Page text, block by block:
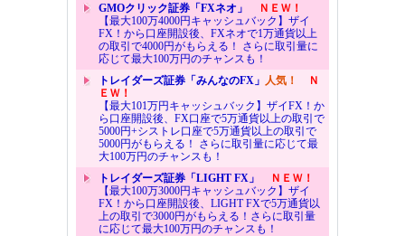
GMOクリック証券「FXネオ」
ＮＥＷ！
【最大100万4000円キャッシュバック】ザイ
FX！から口座開設後、FXネオで1万通貨以上
の取引で4000円がもらえる！ さらに取引量に
応じて最大100万円のチャンスも！
トレイダーズ証券「みんなのFX」 人気！
Ｎ
ＥＷ！
【最大101万円キャッシュバック】ザイFX！か
ら口座開設後、FX口座で5万通貨以上の取引で
5000円+シストレ口座で5万通貨以上の取引で
5000円がもらえる！ さらに取引量に応じて最
大100万円のチャンスも！
トレイダーズ証券「LIGHT FX」
ＮＥＷ！
【最大100万3000円キャッシュバック】ザイ
FX！から口座開設後、LIGHT FXで5万通貨以
上の取引で3000円がもらえる！さらに取引量
に応じて最大100万円のチャンスも！